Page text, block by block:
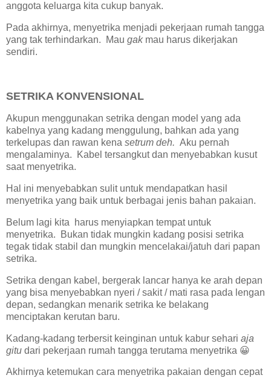
anggota keluarga kita cukup banyak.
Pada akhirnya, menyetrika menjadi pekerjaan rumah tangga
yang tak terhindarkan. Mau gakmau harus dikerjakan
sendiri.
SETRIKA KONVENSIONAL
Akupun menggunakan setrika dengan model yang ada
kabelnya yang kadang menggulung, bahkan ada yang
terkelupas dan rawan kena setrum deh. Aku pernah
mengalaminya. Kabel tersangkut dan menyebabkan kusut
saat menyetrika.
Hal ini menyebabkan sulit untuk mendapatkan hasil
menyetrika yang baik untuk berbagai jenis bahan pakaian.
Belum lagi kita harus menyiapkan tempat untuk
menyetrika. Bukan tidak mungkin kadang posisi setrika
tegak tidak stabil dan mungkin mencelakai/jatuh dari papan
setrika.
Setrika dengan kabel, bergerak lancar hanya ke arah depan
yang bisa menyebabkan nyeri / sakit / mati rasa pada lengan
depan, sedangkan menarik setrika ke belakang
menciptakan kerutan baru.
Kadang-kadang terbersit keinginan untuk kabur sehari aja
gitu dari pekerjaan rumah tangga terutama menyetrika 😀
Akhirnya ketemukan cara menyetrika pakaian dengan cepat